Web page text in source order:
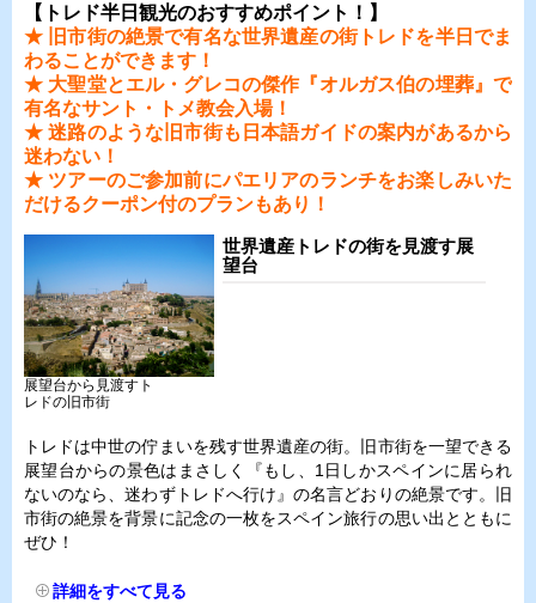
【トレド半日観光のおすすめポイント！】
★ 旧市街の絶景で有名な世界遺産の街トレドを半日でま
わることができます！
★ 大聖堂とエル・グレコの傑作『オルガス伯の埋葬』で
有名なサント・トメ教会入場！
★ 迷路のような旧市街も日本語ガイドの案内があるから
迷わない！
★ ツアーのご参加前にパエリアのランチをお楽しみいた
だけるクーポン付のプランもあり！
世界遺産トレドの街を見渡す展
望台
展望台から見渡すト
レドの旧市街
トレドは中世の佇まいを残す世界遺産の街。旧市街を一望できる
展望台からの景色はまさしく『もし、1日しかスペインに居られ
ないのなら、迷わずトレドへ行け』の名言どおりの絶景です。旧
市街の絶景を背景に記念の一枚をスペイン旅行の思い出とともに
ぜひ！
詳細をすべて見る